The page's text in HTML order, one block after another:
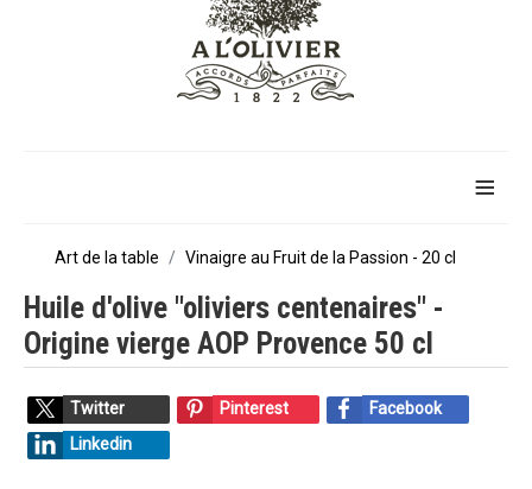
≡
Art de la table Vinaigre au Fruit de la Passion - 20 cl
Huile d'olive "oliviers centenaires" -
Origine vierge AOP Provence 50 cl
Twitter Pinterest
Facebook
Linkedin